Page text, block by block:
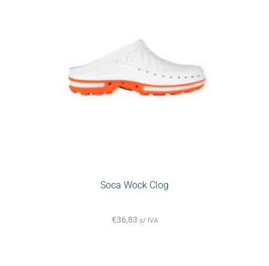
Soca Wock Clog
€36,83 s/ IVA